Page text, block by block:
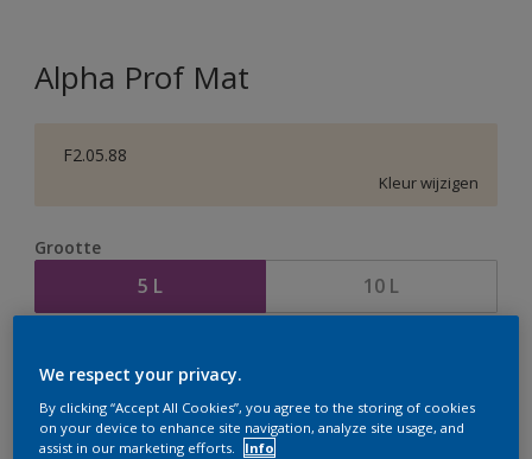
Alpha Prof Mat
F2.05.88
Kleur wijzigen
Grootte
5 L 10 L
Bereken
We respect your privacy.
By clicking “Accept All Cookies”, you agree to the storing of cookies
on your device to enhance site navigation, analyze site usage, and
assist in our marketing efforts.
Info